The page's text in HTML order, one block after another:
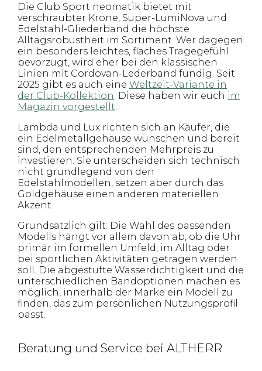
Die Club Sport neomatik bietet mit
verschraubter Krone, Super-LumiNova und
Edelstahl-Gliederband die höchste
Alltagsrobustheit im Sortiment. Wer dagegen
ein besonders leichtes, flaches Tragegefühl
bevorzugt, wird eher bei den klassischen
Linien mit Cordovan-Lederband fündig. Seit
2025 gibt es auch eine Weltzeit-Variante in
der Club-Kollektion. Diese haben wir euch im
Magazin vorgestellt.
Lambda und Lux richten sich an Käufer, die
ein Edelmetallgehäuse wünschen und bereit
sind, den entsprechenden Mehrpreis zu
investieren. Sie unterscheiden sich technisch
nicht grundlegend von den
Edelstahlmodellen, setzen aber durch das
Goldgehäuse einen anderen materiellen
Akzent.
Grundsätzlich gilt: Die Wahl des passenden
Modells hängt vor allem davon ab, ob die Uhr
primär im formellen Umfeld, im Alltag oder
bei sportlichen Aktivitäten getragen werden
soll. Die abgestufte Wasserdichtigkeit und die
unterschiedlichen Bandoptionen machen es
möglich, innerhalb der Marke ein Modell zu
finden, das zum persönlichen Nutzungsprofil
passt.
Beratung und Service bei ALTHERR